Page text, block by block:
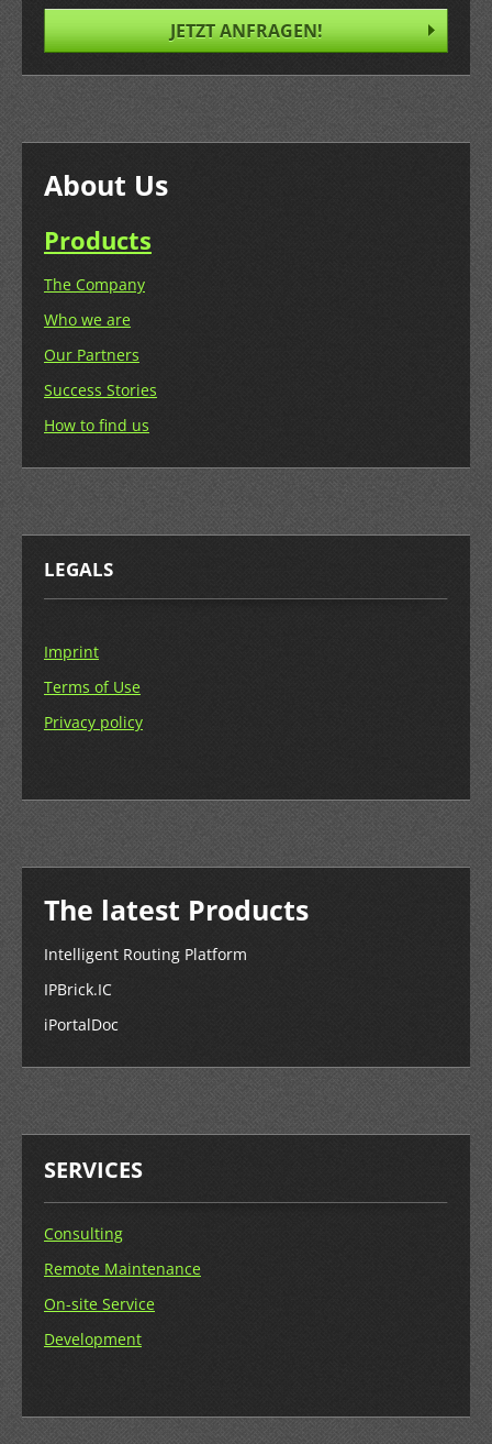
About Us
Products
The Company
Who we are
Our Partners
Success Stories
How to find us
LEGALS
Imprint
Terms of Use
Privacy policy
The latest Products
Intelligent Routing Platform
IPBrick.IC
iPortalDoc
SERVICES
Consulting
Remote Maintenance
On-site Service
Development